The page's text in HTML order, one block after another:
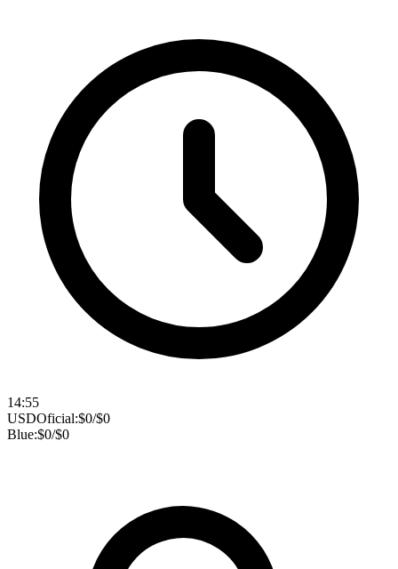
14:55
USDOficial:$0/$0
Blue:$0/$0